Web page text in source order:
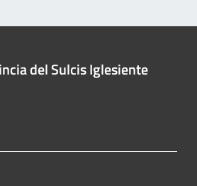
del Sulcis Iglesiente